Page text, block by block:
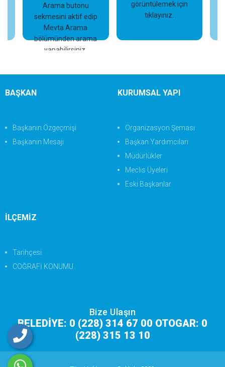
Arama butonu
sekmesini aktif edip
Mevta Arama
bölümünden arama
yapabilirsiniz.
İncele
görüntülemek için
tıklayınız.
BAŞKAN
Başkanın Özgeçmişi
Başkanın Mesajı
KURUMSAL YAPI
Organizasyon Şeması
Başkan Yardımcıları
Müdürlükler
Meclis Üyeleri
Eski Başkanlar
İLÇEMİZ
Tarihçesi
COĞRAFİ KONUMU
Bize Ulaşın
BELEDİYE: 0 (228) 314 67 00 OTOGAR: 0
(228) 315 13 10